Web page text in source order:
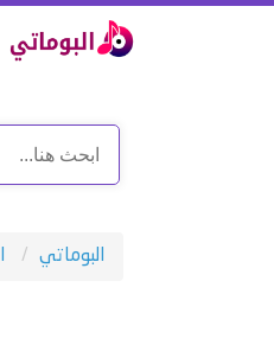
البوماتي